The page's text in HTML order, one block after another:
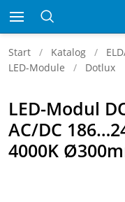
Start Katalog
LED-Module
Dotlux
LED-Modul
AC/DC
4000K